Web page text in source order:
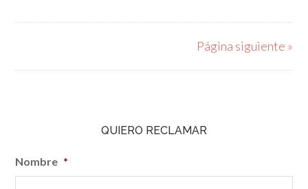
Página siguiente »
QUIERO RECLAMAR
Nombre *